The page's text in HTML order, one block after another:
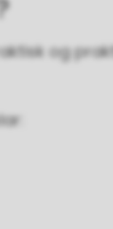
og